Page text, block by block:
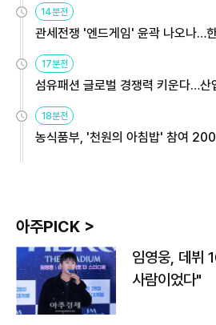
14분전
관세전쟁 '엔드게임' 윤곽 나오나…
용해야
17분전
섬유패션 글로벌 경쟁력 키운다…
원
18분전
농식품부, '천원의 아침밥' 참여
아주PICK >
임영웅, 데뷔
사람이었다"